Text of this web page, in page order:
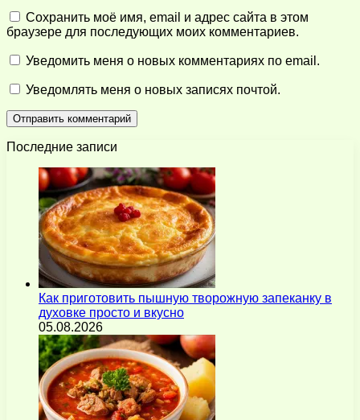
Сохранить моё имя, email и адрес сайта в этом
браузере для последующих моих комментариев.
Уведомить меня о новых комментариях по email.
Уведомлять меня о новых записях почтой.
Последние записи
Как приготовить пышную творожную запеканку в
духовке просто и вкусно
05.08.2026